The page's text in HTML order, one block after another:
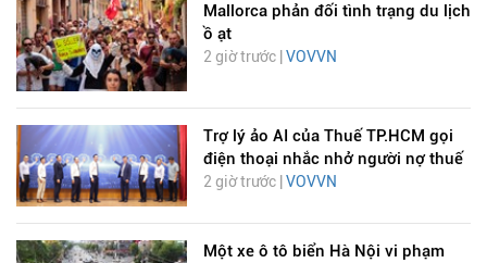
Mallorca phản đối tình trạng du lịch
ồ ạt
2 giờ trước | VOVVN
Trợ lý ảo AI của Thuế TP.HCM gọi
điện thoại nhắc nhở người nợ thuế
2 giờ trước | VOVVN
Một xe ô tô biển Hà Nội vi phạm